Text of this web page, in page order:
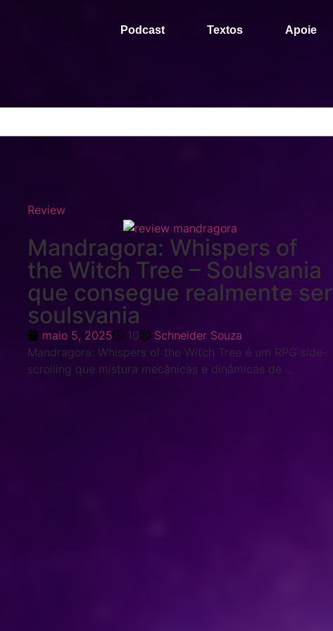
Podcast Textos Apoie
Review
Mandragora: Whispers of
the Witch Tree – Soulsvania
que consegue realmente ser
soulsvania
maio 5, 2025 10
Schneider Souza
Mandragora: Whispers of the Witch Tree é um RPG side-
scrolling que mistura mecânicas e dinâmicas de ...